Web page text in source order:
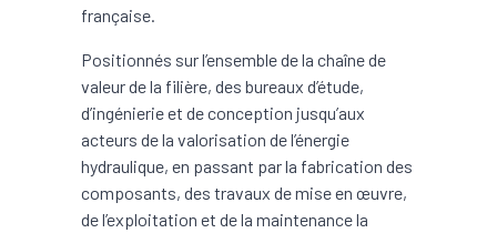
française.
Positionnés sur l’ensemble de la chaîne de
valeur de la filière, des bureaux d’étude,
d’ingénierie et de conception jusqu’aux
acteurs de la valorisation de l’énergie
hydraulique, en passant par la fabrication des
composants, des travaux de mise en œuvre,
de l’exploitation et de la maintenance la